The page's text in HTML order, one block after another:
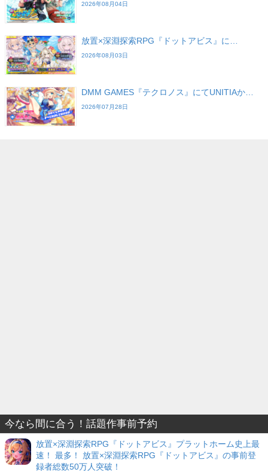
2026年08月04日
放置×深淵探索RPG『ドットアビス』に…
2026年08月03日
DMM GAMES『テクロノス』にてUNITIAか…
2026年07月28日
今なら間に合う！話題作事前予約
放置×深淵探索RPG『ドットアビス』プラットホーム史上最
速！ 最多！ 放置×深淵探索RPG『ドットアビス』の事前登
録者総数50万人突破！